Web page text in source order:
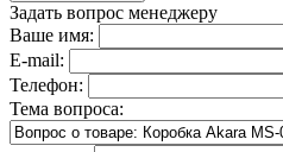
Задать вопрос менеджеру
Ваше имя:
E-mail:
Телефон:
Тема вопроса: